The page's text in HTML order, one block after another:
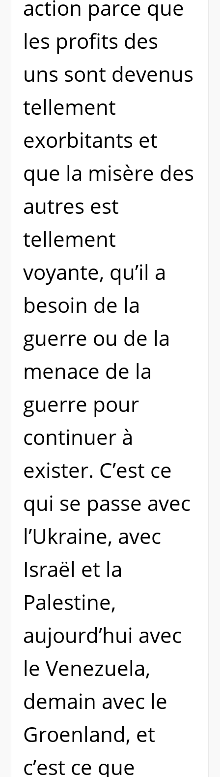
action parce que
les profits des
uns sont devenus
tellement
exorbitants et
que la misère des
autres est
tellement
voyante, qu’il a
besoin de la
guerre ou de la
menace de la
guerre pour
continuer à
exister. C’est ce
qui se passe avec
l’Ukraine, avec
Israël et la
Palestine,
aujourd’hui avec
le Venezuela,
demain avec le
Groenland, et
c’est ce que